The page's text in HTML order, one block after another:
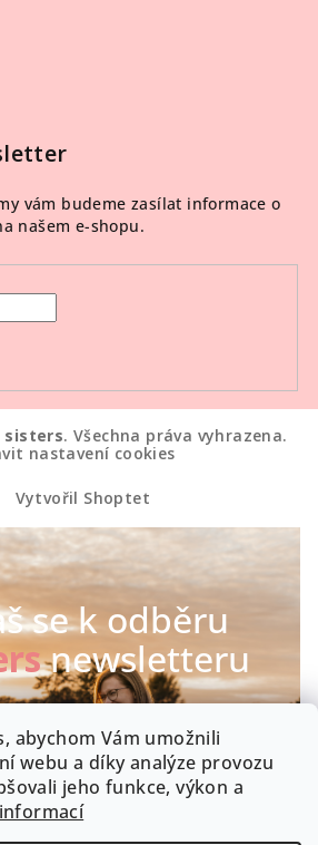
abychom Vám umožnili
webu a díky analýze provozu
jeho funkce, výkon a
vám budeme zasílat informace o
našem e-shopu.
sisters. Všechna práva vyhrazena.
nastavení cookies
Vytvořil Shoptet
se k odběru
newsletteru
se dozví o našich novinkách a
akcích? Máme radost :-)
zrovna Tobě něco uniklo!